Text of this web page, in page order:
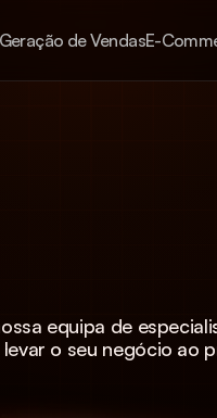
Geração de VendasE-
equipa de
o seu negócio ao